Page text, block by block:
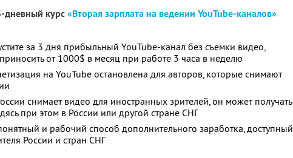
дневный курс«Вторая зарплата на ведении YouTube-каналов»
за 3 дня прибыльный YouTube-канал без съемки видео,
от 1000$ в месяц при работе 3 часа в неделю
на YouTube остановлена для авторов, которые снимают
снимает видео для иностранных зрителей, он может получать
при этом в России или другой стране СНГ
и рабочий способ дополнительного заработка, доступный
России и стран СНГ